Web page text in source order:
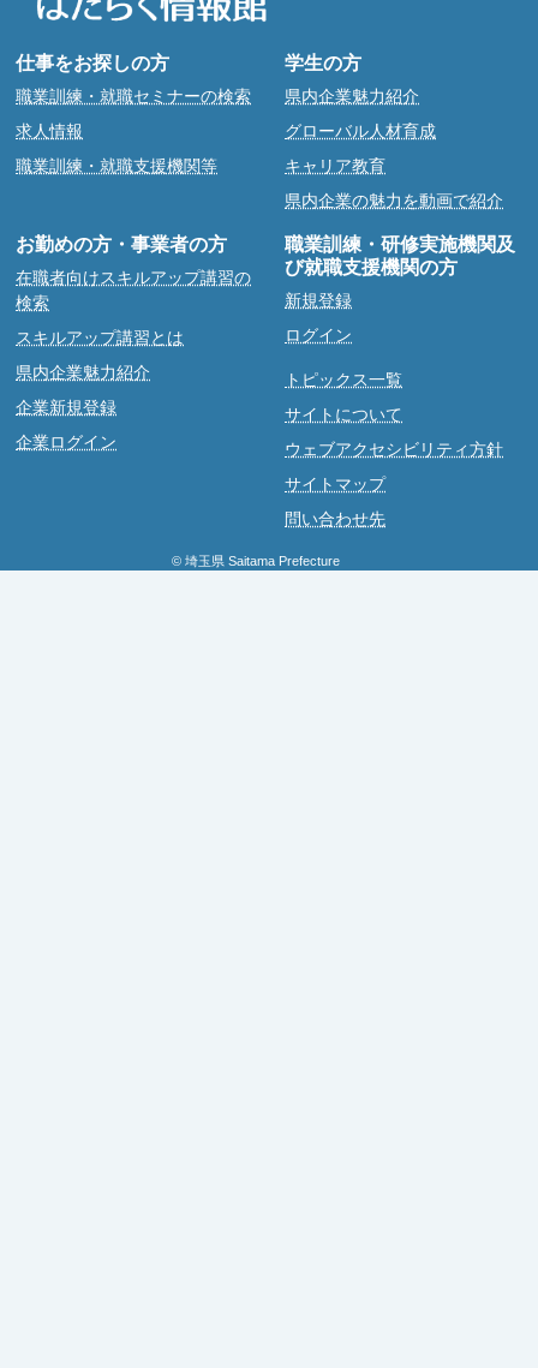
仕事をお探しの方
職業訓練・就職セミナーの検索
求人情報
職業訓練・就職支援機関等
学生の方
県内企業魅力紹介
グローバル人材育成
キャリア教育
県内企業の魅力を動画で紹介
お勤めの方・事業者の方
在職者向けスキルアップ講習の
検索
スキルアップ講習とは
県内企業魅力紹介
企業新規登録
企業ログイン
職業訓練・研修実施機関及
び就職支援機関の方
新規登録
ログイン
トピックス一覧
サイトについて
ウェブアクセシビリティ方針
サイトマップ
問い合わせ先
© 埼玉県 Saitama Prefecture